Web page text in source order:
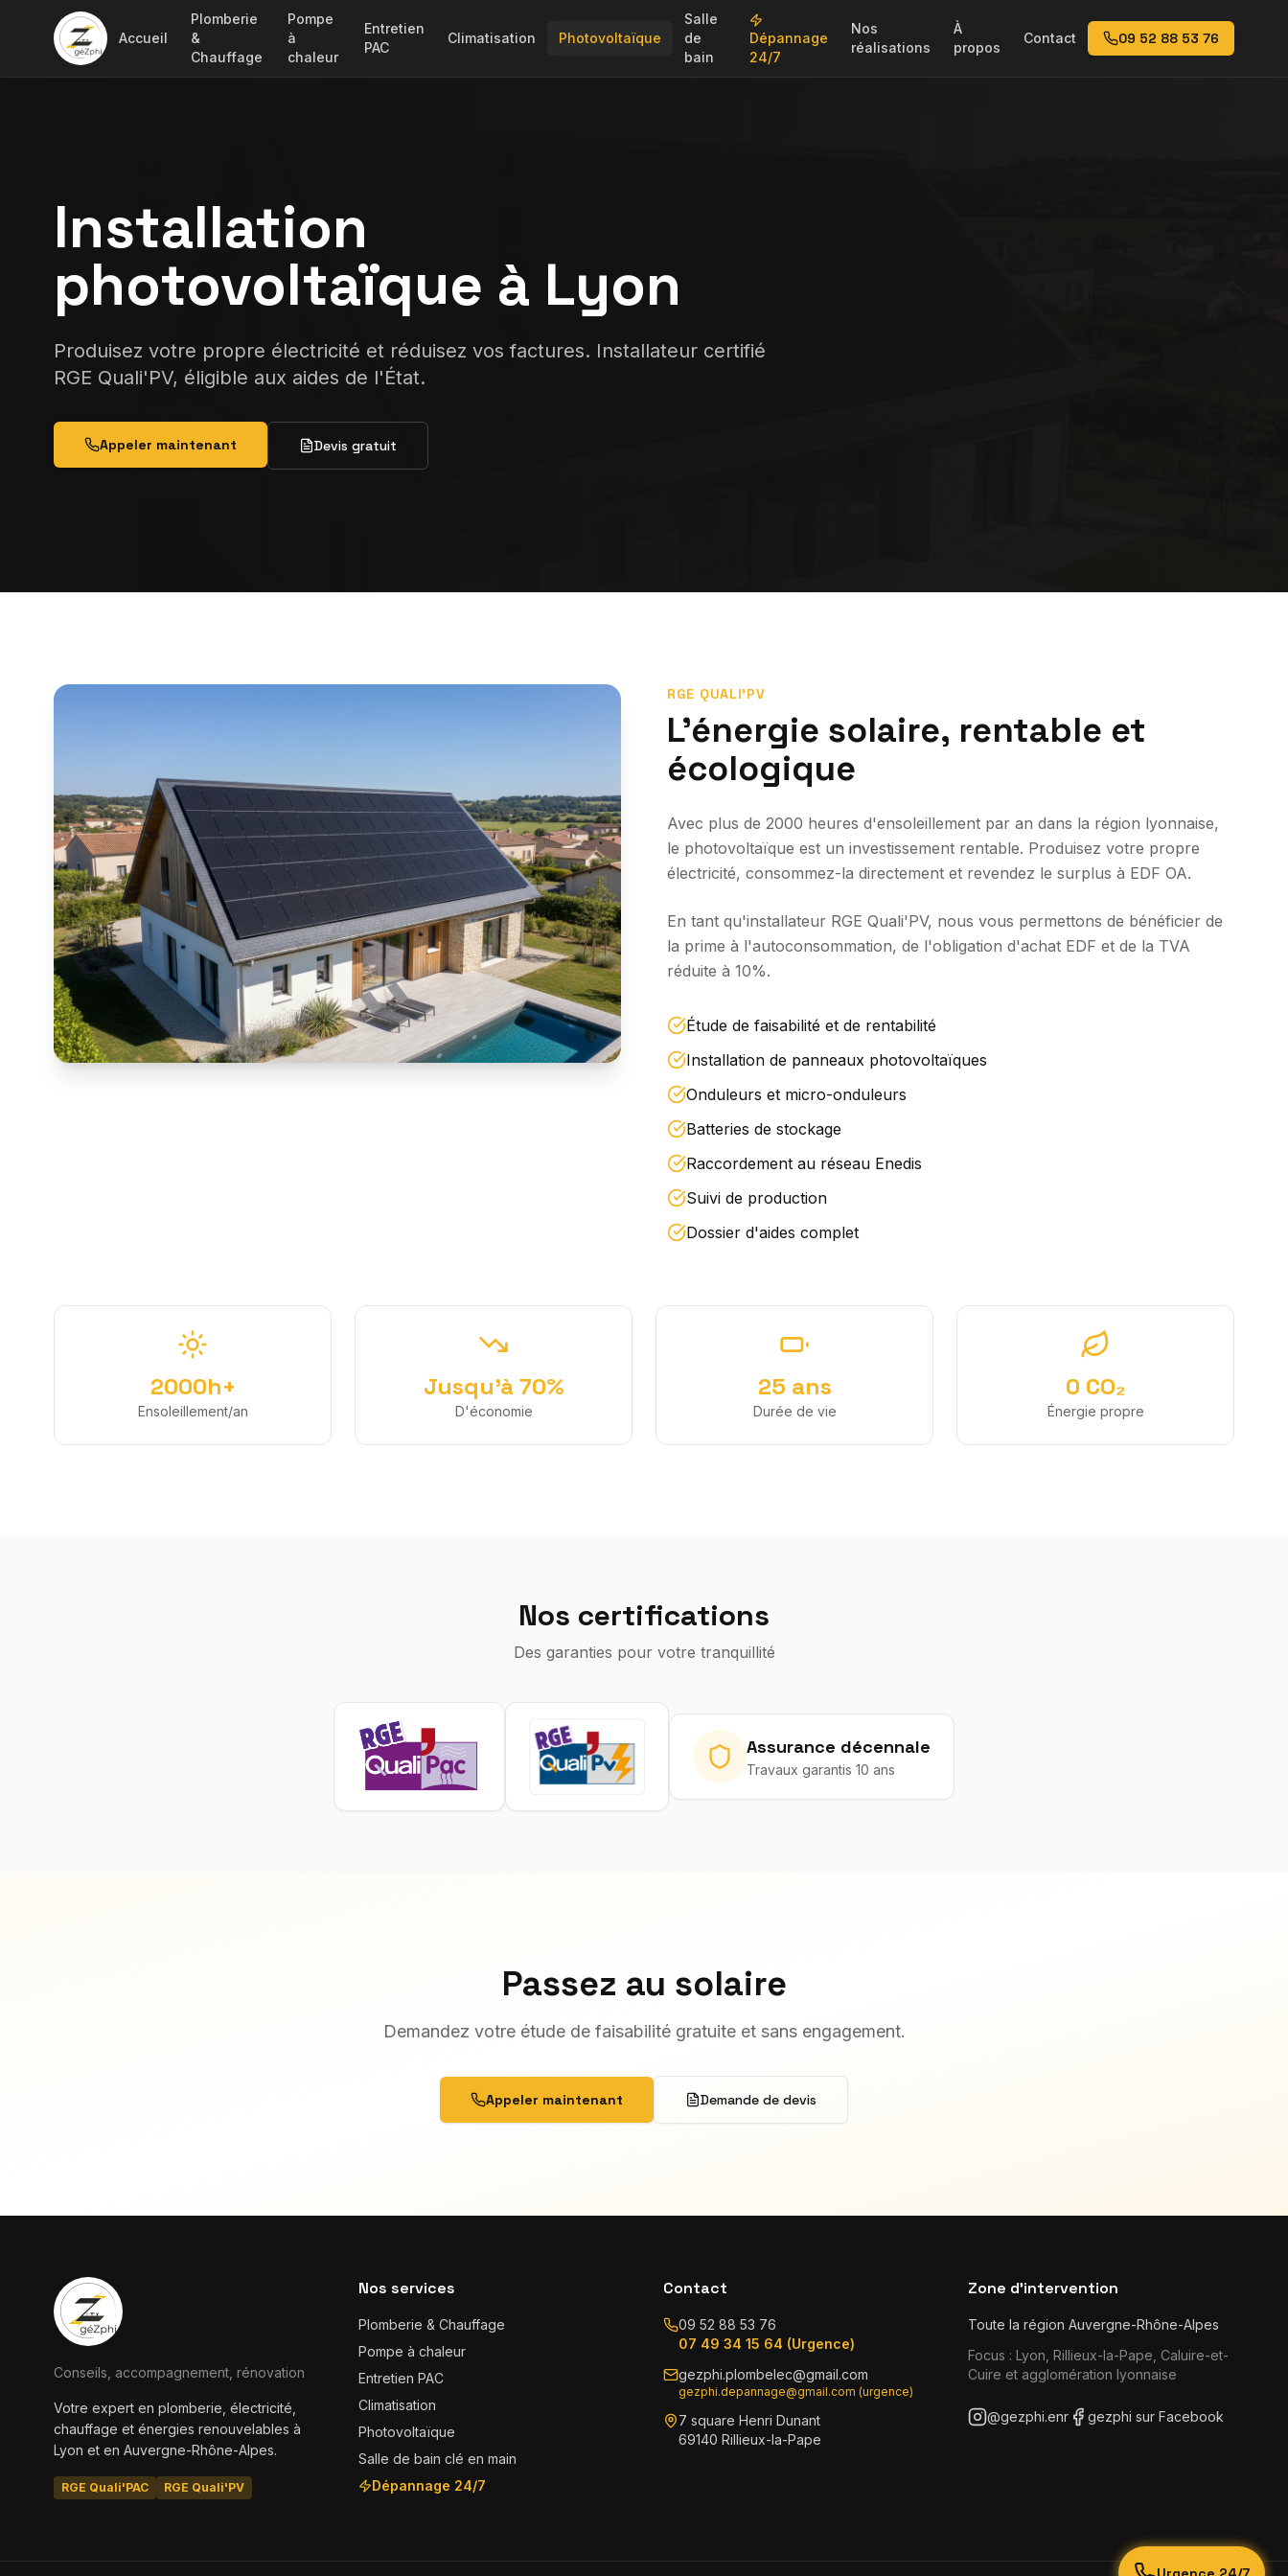
Accueil
Plomberie
&
Chauffage
Pompe
à
chaleur
Entretien
PAC
Climatisation Photovoltaïque
Salle
de
bain
Dépannage
24/7
Nos
réalisations
À
propos
Contact 09 52 88 53 76
Installation
photovoltaïque à Lyon
Produisez votre propre électricité et réduisez vos factures. Installateur certifié
RGE Quali'PV, éligible aux aides de l'État.
Appeler maintenant Devis gratuit
RGE QUALI'PV
L'énergie solaire, rentable et
écologique
Avec plus de 2000 heures d'ensoleillement par an dans la région lyonnaise,
le photovoltaïque est un investissement rentable. Produisez votre propre
électricité, consommez-la directement et revendez le surplus à EDF OA.
En tant qu'installateur RGE Quali'PV, nous vous permettons de bénéficier de
la prime à l'autoconsommation, de l'obligation d'achat EDF et de la TVA
réduite à 10%.
Étude de faisabilité et de rentabilité
Installation de panneaux photovoltaïques
Onduleurs et micro-onduleurs
Batteries de stockage
Raccordement au réseau Enedis
Suivi de production
Dossier d'aides complet
2000h+
Ensoleillement/an
Jusqu'à 70%
D'économie
25 ans
Durée de vie
0 CO₂
Énergie propre
Nos certifications
Des garanties pour votre tranquillité
Assurance décennale
Travaux garantis 10 ans
Passez au solaire
Demandez votre étude de faisabilité gratuite et sans engagement.
Appeler maintenant Demande de devis
Conseils, accompagnement, rénovation
Votre expert en plomberie, électricité,
chauffage et énergies renouvelables à
Lyon et en Auvergne-Rhône-Alpes.
RGE Quali'PAC RGE Quali'PV
Nos services
Plomberie & Chauffage
Pompe à chaleur
Entretien PAC
Climatisation
Photovoltaïque
Salle de bain clé en main
Dépannage 24/7
Contact
09 52 88 53 76
07 49 34 15 64 (Urgence)
gezphi.plombelec@gmail.com
gezphi.depannage@gmail.com (urgence)
7 square Henri Dunant
69140 Rillieux-la-Pape
Zone d'intervention
Toute la région Auvergne-Rhône-Alpes
Focus : Lyon, Rillieux-la-Pape, Caluire-et-
Cuire et agglomération lyonnaise
@gezphi.enr gezphi sur Facebook